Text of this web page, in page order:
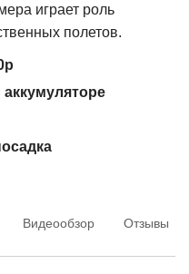
играет роль
полетов.
Видеообзор Отзывы